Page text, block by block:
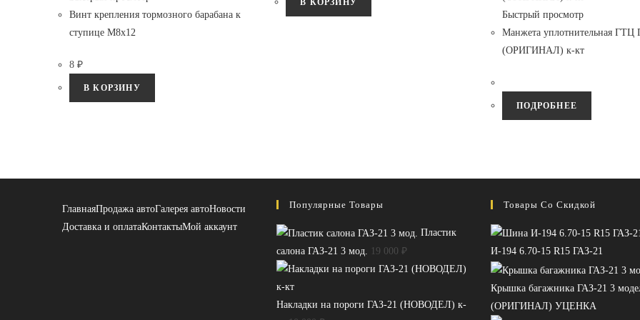
Винт крепления тормозного барабана к
ступице М8х12
8 ₽
В КОРЗИНУ
В КОРЗИНУ
Быстрый просмотр
Манжета уплотнительная ГТЦ
(ОРИГИНАЛ) к-кт
ПОДРОБНЕЕ
ГлавнаяПродажа автоГалерея автоНовости
Доставка и оплатаКонтактыМой аккаунт
Популярные Товары
Пластик
салона ГАЗ-21 3 мод.
19 000 ₽
Накладки на пороги ГАЗ-21 (НОВОДЕЛ) к-
Товары Со Скидкой
И-194 6.70-15 R15 ГАЗ-21
Крышка багажника ГАЗ-21 3
(ОРИГИНАЛ) УЦЕНКА